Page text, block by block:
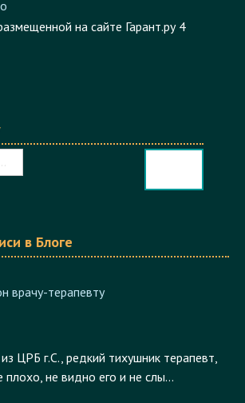
на сайте Гарант.ру 4
терапевту
ЦРБ г.С., редкий тихушник терапевт,
плохо, не видно его и не слы...